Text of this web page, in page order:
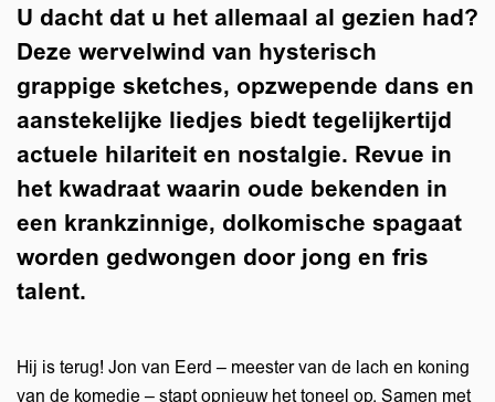
U dacht dat u het allemaal al gezien had?
Deze wervelwind van hysterisch
grappige sketches, opzwepende dans en
aanstekelijke liedjes biedt tegelijkertijd
actuele hilariteit en nostalgie. Revue in
het kwadraat waarin oude bekenden in
een krankzinnige, dolkomische spagaat
worden gedwongen door jong en fris
talent.
Hij is terug! Jon van Eerd – meester van de lach en koning
van de komedie – stapt opnieuw het toneel op. Samen met